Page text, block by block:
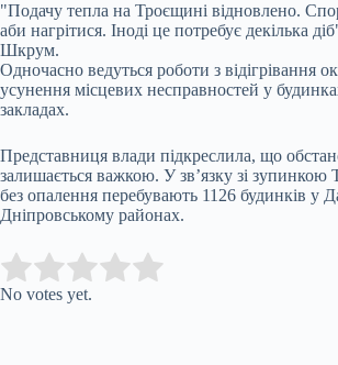
"Подачу тепла на Троєщині відновлено.
аби нагрітися. Іноді це потребує декілька
Шкрум.
Одночасно ведуться роботи з відігрівання
усунення місцевих несправностей у
закладах.
Представниця влади підкреслила, що
залишається важкою. У зв’язку зі зупинкою
без опалення перебувають 1126 будинків у
Дніпровському районах.
Rate this item:
No votes yet.